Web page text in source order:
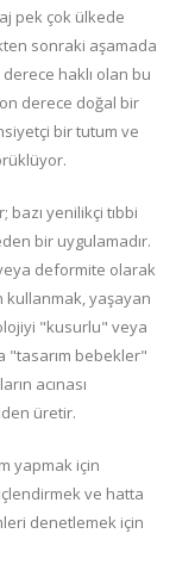
pek çok ülkede
sonraki aşamada
haklı olan bu
derece doğal bir
bir tutum ve
bazı yenilikçi tıbbi
bir uygulamadır.
deformite olarak
kullanmak, yaşayan
"kusurlu" veya
"tasarım bebekler"
acınası
üretir.
yapmak için
ve hatta
denetlemek için